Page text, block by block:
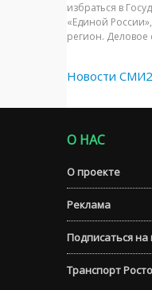
избраться в
«Единой
регион.
Новости СМИ2
О НАС
О проекте
Реклама
Подписаться на
Транспорт